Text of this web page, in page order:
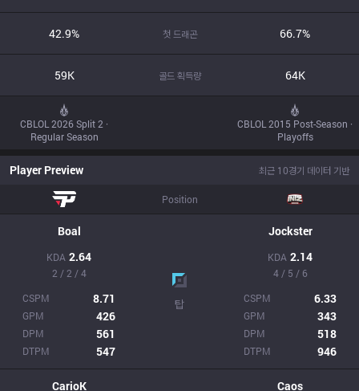
42.9% 첫 드래곤 66.7%
59K 골드 획득량 64K
CBLOL 2026 Split 2 ·
Regular Season
CBLOL 2015 Post-Season ·
Playoffs
Player Preview 최근 10경기 데이터 기반
Position
Boal
KDA 2.64
2 / 2 / 4
CSPM
8.71
GPM 426
DPM 561
DTPM 547
탑
Jockster
KDA 2.14
4 / 5 / 6
CSPM
6.33
GPM 343
DPM 518
DTPM 946
CarioK Caos